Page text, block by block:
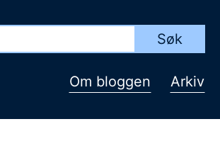
Om bloggen Arkiv